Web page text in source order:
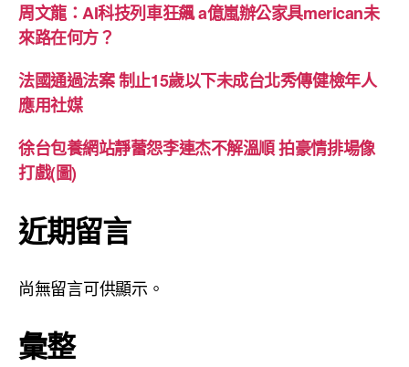
周文龍：AI科技列車狂飆 a億嵐辦公家具merican未
來路在何方？
法國通過法案 制止15歲以下未成台北秀傳健檢年人
應用社媒
徐台包養網站靜蕾怨李連杰不解溫順 拍豪情排場像
打戲(圖)
近期留言
尚無留言可供顯示。
彙整